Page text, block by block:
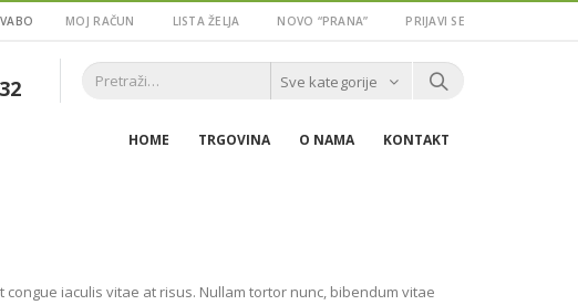
MOJ RAČUN LISTA ŽELJA NOVO “PRANA” PRIJAVI SE
Sve kategorije
HOME TRGOVINA O NAMA KONTAKT
iaculis vitae at risus. Nullam tortor nunc, bibendum vitae